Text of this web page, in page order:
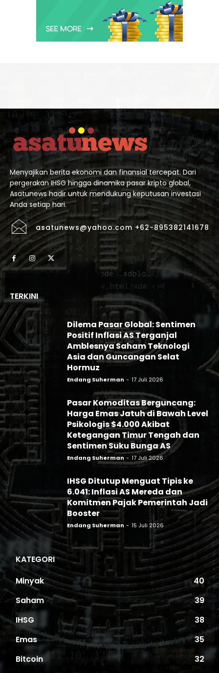
Menyajikan berita ekonomi dan finansial tercepat. Dari
pergerakan IHSG hingga dinamika pasar kripto global,
Asatunews hadir untuk mendukung keputusan investasi
Anda setiap hari.
asatunews@yahoo.com +62-895382141678
TERKINI
Dilema Pasar Global: Sentimen
Positif Inflasi AS Terganjal
Amblesnya Saham Teknologi
Asia dan Guncangan Selat
Hormuz
Endang Suherman - 17 Juli 2026
Pasar Komoditas Berguncang:
Harga Emas Jatuh di Bawah Level
Psikologis $4.000 Akibat
Ketegangan Timur Tengah dan
Sentimen Suku Bunga AS
Endang Suherman - 17 Juli 2026
IHSG Ditutup Menguat Tipis ke
6.041: Inflasi AS Mereda dan
Komitmen Pajak Pemerintah Jadi
Booster
Endang Suherman - 15 Juli 2026
KATEGORI
Minyak
40
Saham
39
IHSG
38
Emas
35
Bitcoin
32